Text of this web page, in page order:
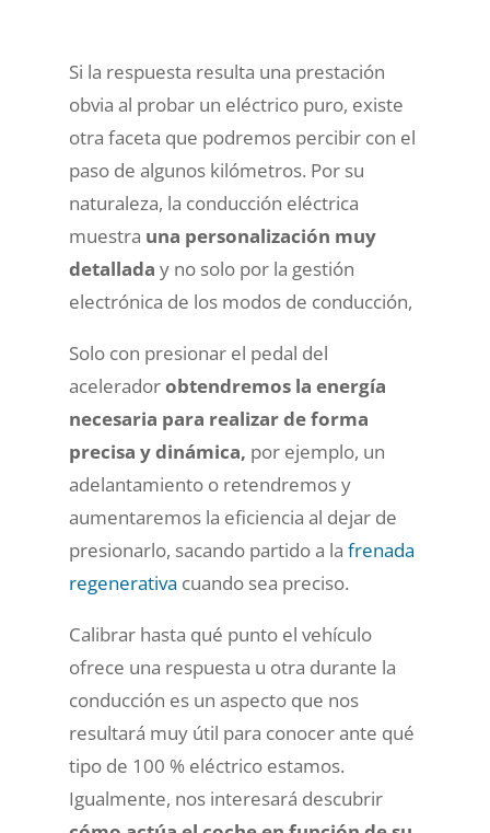
Si la respuesta resulta una prestación
obvia al probar un eléctrico puro, existe
otra faceta que podremos percibir con el
paso de algunos kilómetros. Por su
naturaleza, la conducción eléctrica
muestra una personalización muy
detallada y no solo por la gestión
electrónica de los modos de conducción,
Solo con presionar el pedal del
aceleradorobtendremos la energía
necesaria para realizar de forma
precisa y dinámica, por ejemplo, un
adelantamiento o retendremos y
aumentaremos la eficiencia al dejar de
presionarlo, sacando partido a la frenada
regenerativa cuando sea preciso.
Calibrar hasta qué punto el vehículo
ofrece una respuesta u otra durante la
conducción es un aspecto que nos
resultará muy útil para conocer ante qué
tipo de 100 % eléctrico estamos.
Igualmente, nos interesará descubrir